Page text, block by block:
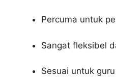
Percuma untuk
Sangat fleksibel
Sesuai untuk